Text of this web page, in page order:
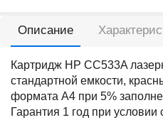
Описание
Картридж HP CC533A
стандартной емкости,
формата А4 при 5%
Гарантия 1 год при условии